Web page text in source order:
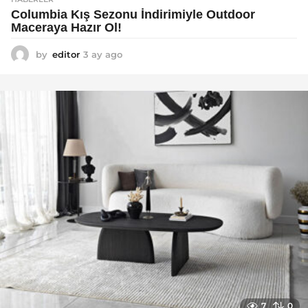
Columbia Kış Sezonu İndirimiyle Outdoor
Maceraya Hazır Ol!
by editor 3 ay ago
a
7 0